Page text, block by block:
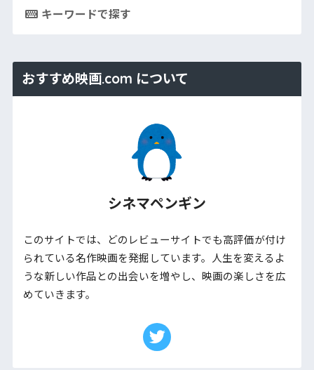
キーワードで探す
おすすめ映画.com について
シネマペンギン
このサイトでは、どのレビューサイトでも高評価が付け
られている名作映画を発掘しています。人生を変えるよ
うな新しい作品との出会いを増やし、映画の楽しさを広
めていきます。